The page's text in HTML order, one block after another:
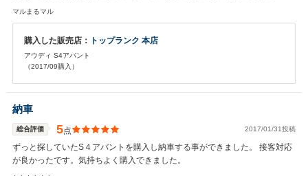
マルまるマル
購入した販売店： トップランク 本店
アウディ S4アバント
（2017/09購入）
納車
総合評価 5点 2017/01/31投稿
ずっと探していたS４アバントを購入し納車する事ができました。 接客対応
が良かったです。気持ちよく購入できました。